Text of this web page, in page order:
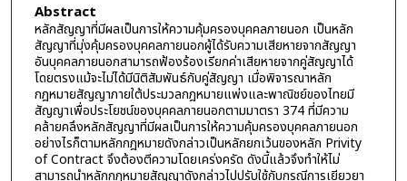
Abstract
หลักสัญญาที่มีผลเป็นการให้ความคุ้มครองบุคคลภายนอก เป็นหลัก
สัญญาที่มุ่งคุ้มครองบุคคลภายนอกผู้ได้รับความเสียหายจากสัญญา
อันบุคคลภายนอกสามารถฟ้องร้องเรียกค่าเสียหายจากคู่สัญญาได้
โดยตรงแม้จะไม่ได้มีนิติสัมพันธ์กับคู่สัญญา เมื่อพิจารณาหลัก
กฎหมายสัญญาภายใต้ประมวลกฎหมายแพ่งและพาณิชย์ของไทยมี
สัญญาเพื่อประโยชน์ของบุคคลภายนอกตามมาตรา 374 ที่มีความ
คล้ายคลึงหลักสัญญาที่มีผลเป็นการให้ความคุ้มครองบุคคลภายนอก
อย่างไรก็ตามหลักกฎหมายดังกล่าวเป็นหลักยกเว้นของหลัก Privity
of Contract จึงต้องตีความโดยเคร่งครัด ดังนี้แล้วจึงทำให้ไม่
สามารถนำหลักกฎหมายสัญญาดังกล่าวไปปรับใช้กับกรณีการเยียวยา